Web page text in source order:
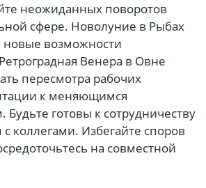
неожиданных поворотов
сфере. Новолуние в Рыбах
возможности
Венера в Овне
пересмотра рабочих
к меняющимся
Будьте готовы к сотрудничеству
коллегами. Избегайте споров
на совместной